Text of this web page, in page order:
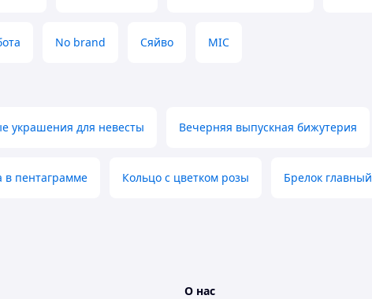
No brand Сяйво MIC
украшения для невесты Вечерняя выпускная бижутерия
в пентаграмме Кольцо с цветком розы Брелок главный
О нас